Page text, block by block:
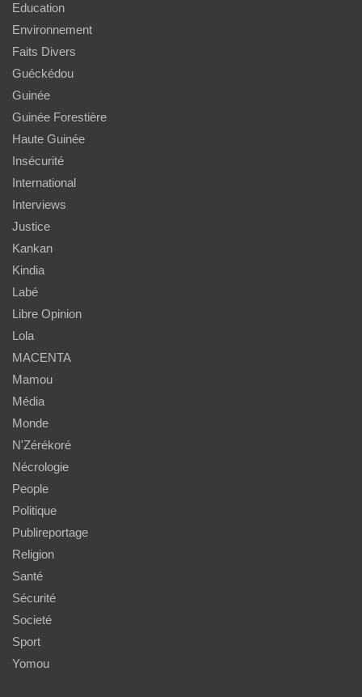
Education
Environnement
Faits Divers
Guéckédou
Guinée
Guinée Forestière
Haute Guinée
Insécurité
International
Interviews
Justice
Kankan
Kindia
Labé
Libre Opinion
Lola
MACENTA
Mamou
Média
Monde
N'Zérékoré
Nécrologie
People
Politique
Publireportage
Religion
Santé
Sécurité
Societé
Sport
Yomou